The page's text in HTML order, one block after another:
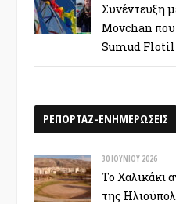
Συνέντευξη
Movchan που
Sumud
ΡΕΠΟΡΤΑΖ-ΕΝΗΜΕΡΩΣΕΙΣ
30 ΙΟΥΝΊΟΥ 2026
Το Χαλικάκι
της